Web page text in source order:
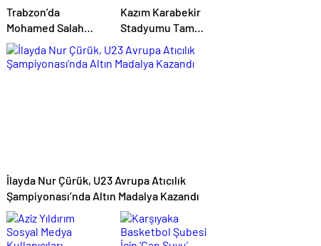
Trabzon’da
Mohamed Salah
Heyecanı:
Taraftarlar
Mağazalara Akın Etti
Kazım Karabekir
Stadyumu Tam
Kapasite Açılıyor:
Erzurumspor’un İlk
Konuğu Galatasaray
İlayda Nur Çürük, U23 Avrupa Atıcılık
Şampiyonası’nda Altın Madalya Kazandı